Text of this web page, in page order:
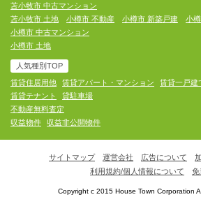
苫小牧市 中古マンション
苫小牧市 土地
小樽市 不動産 小樽市 新築戸建
小
小樽市 中古マンション
小樽市 土地
人気種別TOP
賃貸住居用他
賃貸アパート・マンション
賃貸一戸建
賃貸テナント
貸駐車場
不動産無料査定
収益物件
収益非公開物件
サイトマップ 運営会社 広告について
利用規約/個人情報について
免
Copyright c 2015 House Town Corporation